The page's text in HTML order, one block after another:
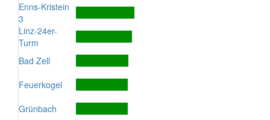
Enns-Kristein
3
Linz-24er-
Turm
Bad Zell
Feuerkogel
Grünbach